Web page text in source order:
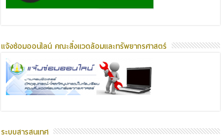
แจ้งซ่อมออนไลน์ คณะสิ่งแวดล้อมและทรัพยากรศาสตร์
ระบบสารสนเทศ